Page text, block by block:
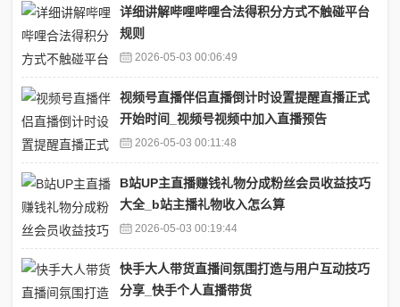
详细讲解哔哩哔哩合法得积分方式不触碰平台
规则
2026-05-03 00:06:49
视频号直播伴侣直播倒计时设置提醒直播正式
开始时间_视频号视频中加入直播预告
2026-05-03 00:11:48
B站UP主直播赚钱礼物分成粉丝会员收益技巧
大全_b站主播礼物收入怎么算
2026-05-03 00:19:44
快手大人带货直播间氛围打造与用户互动技巧
分享_快手个人直播带货